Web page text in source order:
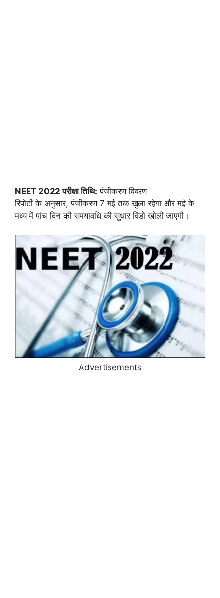
NEET 2022 परीक्षा तिथि: पंजीकरण विवरण
रिपोर्टों के अनुसार, पंजीकरण 7 मई तक खुला रहेगा और मई के
मध्य में पांच दिन की समयावधि की सुधार विंडो खोली जाएगी।
Advertisements